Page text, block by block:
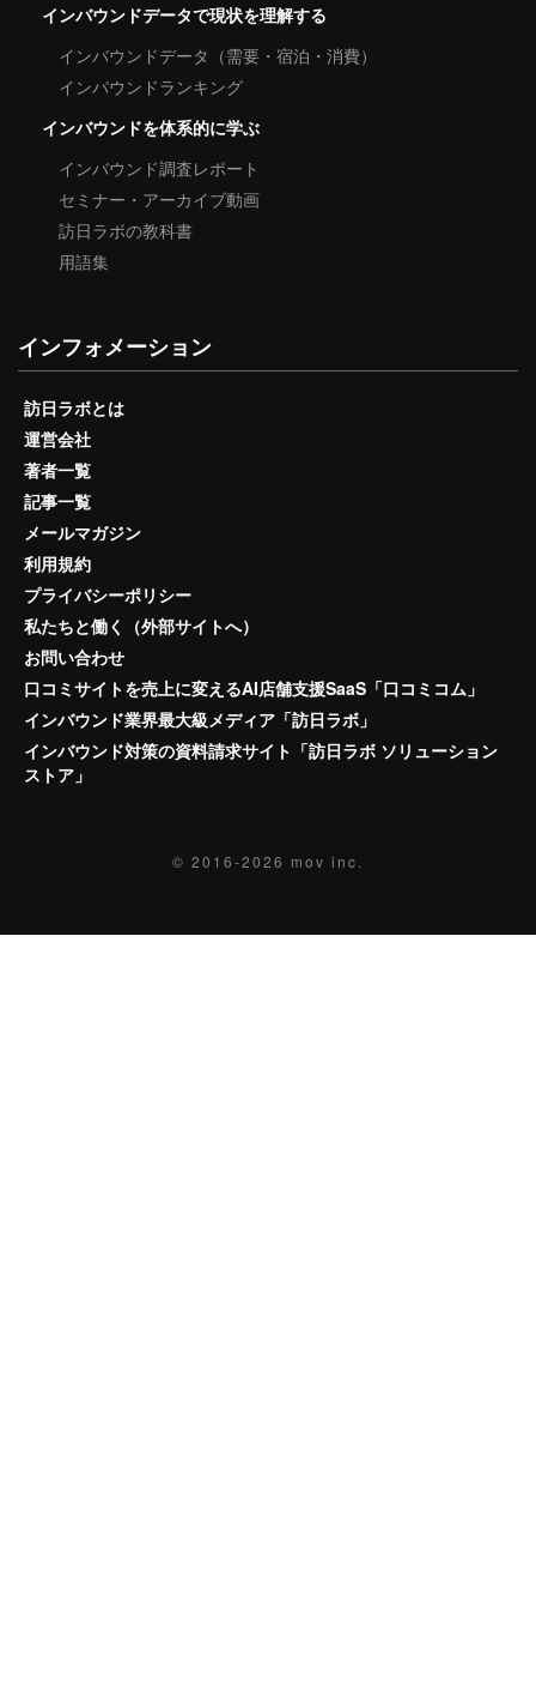
インバウンドデータで現状を理解する
インバウンドデータ（需要・宿泊・消費）
インバウンドランキング
インバウンドを体系的に学ぶ
インバウンド調査レポート
セミナー・アーカイブ動画
訪日ラボの教科書
用語集
インフォメーション
訪日ラボとは
運営会社
著者一覧
記事一覧
メールマガジン
利用規約
プライバシーポリシー
私たちと働く（外部サイトへ）
お問い合わせ
口コミサイトを売上に変えるAI店舗支援SaaS「口コミコム」
インバウンド業界最大級メディア「訪日ラボ」
インバウンド対策の資料請求サイト「訪日ラボ ソリューション
ストア」
© 2016-2026 mov inc.